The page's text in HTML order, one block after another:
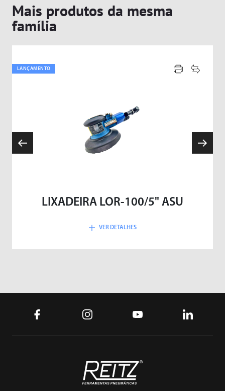
Mais produtos da mesma
família
LANÇAMENTO
LIXADEIRA LOR-100/5" ASU
VER DETALHES